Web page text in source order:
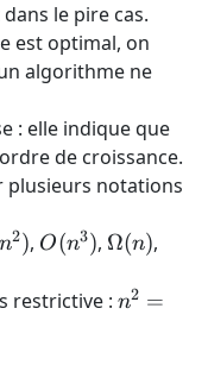
le pire cas.
est optimal, on
algorithme ne
: elle indique que
de croissance.
plusieurs notations
n2), O(n^3)
O(n3), Ω(n),
restrictive : n^2 =
n2 =